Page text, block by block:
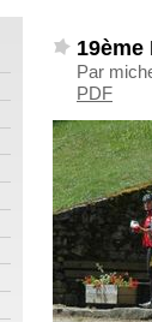
Par
PDF